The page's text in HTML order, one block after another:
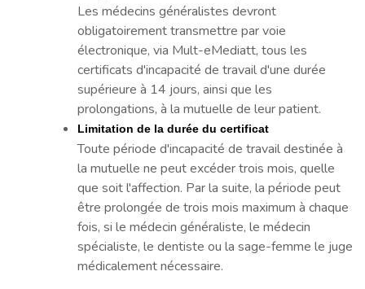
Les médecins généralistes devront
obligatoirement transmettre par voie
électronique, via Mult-eMediatt, tous les
certificats d'incapacité de travail d'une durée
supérieure à 14 jours, ainsi que les
prolongations, à la mutuelle de leur patient.
Limitation de la durée du certificat
Toute période d'incapacité de travail destinée à
la mutuelle ne peut excéder trois mois, quelle
que soit l'affection. Par la suite, la période peut
être prolongée de trois mois maximum à chaque
fois, si le médecin généraliste, le médecin
spécialiste, le dentiste ou la sage-femme le juge
médicalement nécessaire.